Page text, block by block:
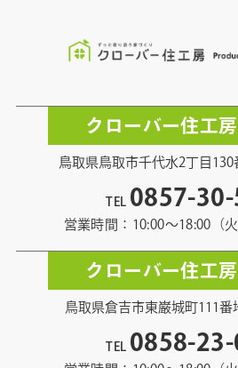
クローバー住工
鳥取県鳥取市千代水2丁目130
TEL 0857-
営業時間：10:00〜18:00（
クローバー住工
鳥取県倉吉市東巌城町111番
TEL 0858-